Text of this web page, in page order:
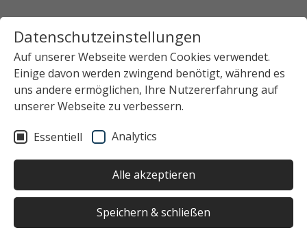
Datenschutzeinstellungen
Auf unserer Webseite werden Cookies verwendet.
Einige davon werden zwingend benötigt, während es
uns andere ermöglichen, Ihre Nutzererfahrung auf
unserer Webseite zu verbessern.
Essentiell Analytics
Alle akzeptieren
Speichern & schließen